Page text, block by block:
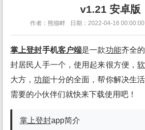
v1.21 安卓版
作者：熊猫畔 日期：2022-04-16 00:00:00
掌上登封手机客户端是一款功能齐全
封居民人手一个，使用起来很方便，
大方，功能十分的全面，帮你解决生
需要的小伙伴们就快来下载使用吧！
掌上登封app简介